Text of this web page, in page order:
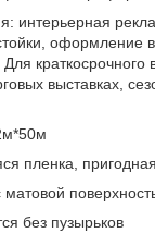
интерьерная
оформление
краткосрочного
выставках,
пленка,
без пузырьков